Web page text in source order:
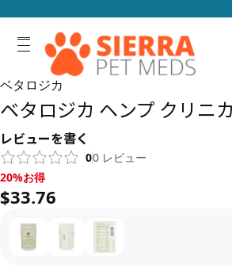
ベタロジカ
ベタロジカ ヘンプ クリニ
レビューを書く
00 レビュー
20%お得, $33.76
20%お得
$33.76